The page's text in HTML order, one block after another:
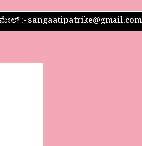
:- sangaatipatrike@gmail.com